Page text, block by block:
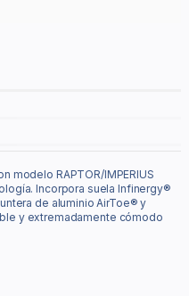
modelo RAPTOR/IMPERIUS
Incorpora suela Infinergy®
de aluminio AirToe® y
y extremadamente cómodo